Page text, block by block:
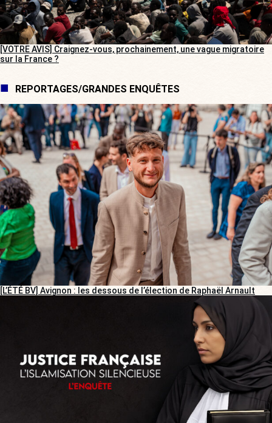
[VOTRE AVIS] Craignez-vous, prochainement, une vague migratoire
sur la France ?
REPORTAGES/GRANDES ENQUÊTES
[L’ÉTÉ BV] Avignon : les dessous de l’élection de Raphaël Arnault